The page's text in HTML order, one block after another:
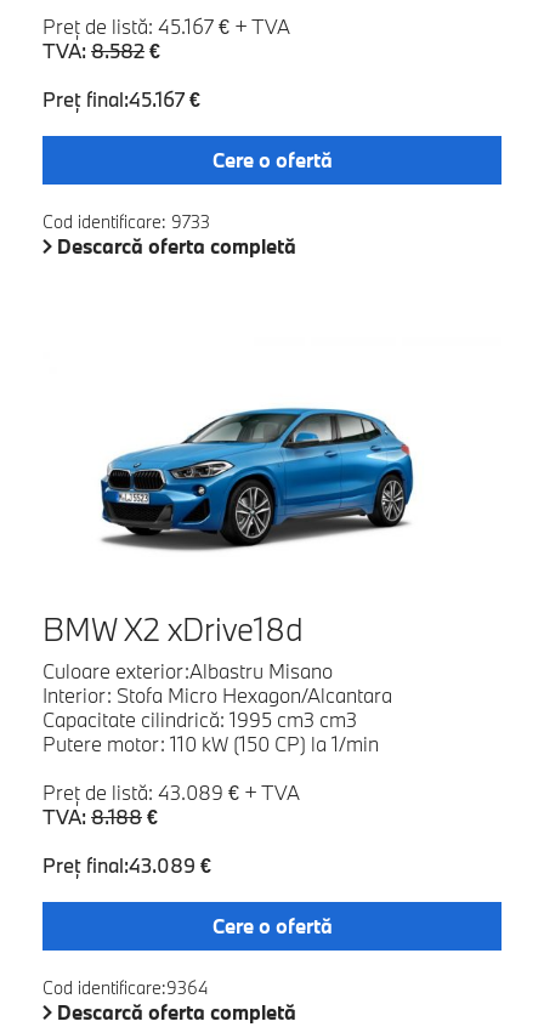
Preţ de listă: 45.167 € + TVA
TVA: 8.582€
Preţ final:45.167 €
Cere o ofertă
Cod identificare: 9733
Descarcă oferta completă
BMW X2 xDrive18d
Culoare exterior:Albastru Misano
Interior: Stofa Micro Hexagon/Alcantara
Capacitate cilindrică: 1995 cm3 cm3
Putere motor: 110 kW (150 CP) la 1/min
Preţ de listă: 43.089 € + TVA
TVA: 8.188€
Preţ final:43.089 €
Cere o ofertă
Cod identificare:9364
Descarcă oferta completă